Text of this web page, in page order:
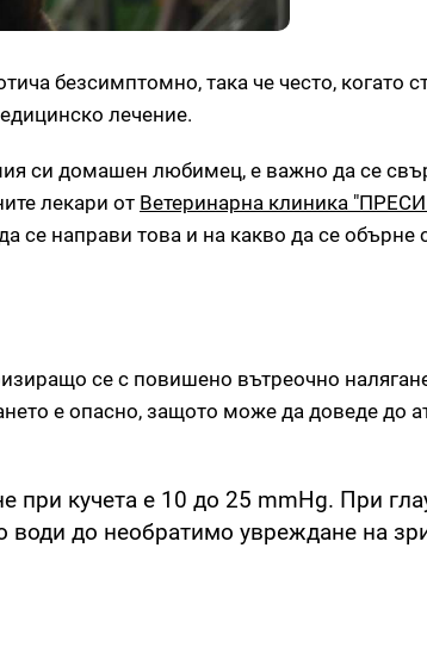
безсимптомно, така че често, когато
лечение.
си домашен любимец, е важно да се
лекари от Ветеринарна клиника
се направи това и на какво да се обърне
се с повишено вътреочно
е опасно, защото може да доведе до
при кучета е 10 до 25 mmHg. При
до необратимо увреждане на